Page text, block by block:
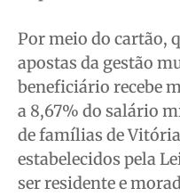
Por meio do cartão,
apostas da gestão
beneficiário recebe
a 8,67% do salário
de famílias de
estabelecidos pela
ser residente e